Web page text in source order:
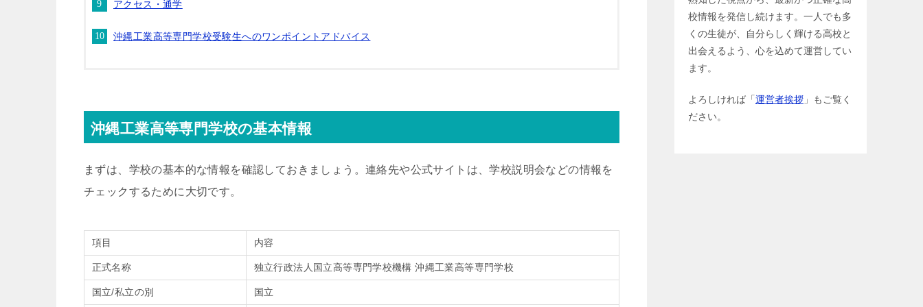
アクセス・通学
沖縄工業高等専門学校受験生へのワンポイントアドバイス
沖縄工業高等専門学校の基本情報
まずは、学校の基本的な情報を確認しておきましょう。連絡先や公式サイトは、学校説明会などの情報を
チェックするために大切です。
項目 内容
正式名称 独立行政法人国立高等専門学校機構 沖縄工業高等専門学校
国立/私立の別 国立
校情報を発信し続けます。一人でも多
くの生徒が、自分らしく輝ける高校と
出会えるよう、心を込めて運営してい
ます。
よろしければ「運営者挨拶 」もご覧く
ださい。